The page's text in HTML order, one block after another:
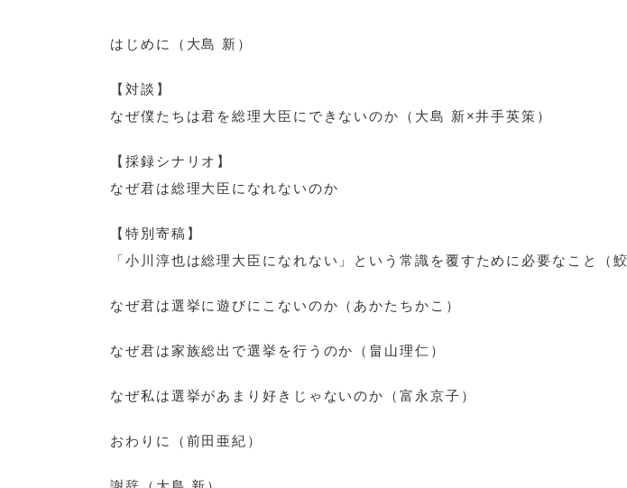
はじめに（大島 新）
【対談】
なぜ僕たちは君を総理大臣にできないのか（大島 新×井手英策）
【採録シナリオ】
なぜ君は総理大臣になれないのか
【特別寄稿】
「小川淳也は総理大臣になれない」という常識を覆すために必要なこと（鮫
なぜ君は選挙に遊びにこないのか（あかたちかこ）
なぜ君は家族総出で選挙を行うのか（畠山理仁）
なぜ私は選挙があまり好きじゃないのか（富永京子）
おわりに（前田亜紀）